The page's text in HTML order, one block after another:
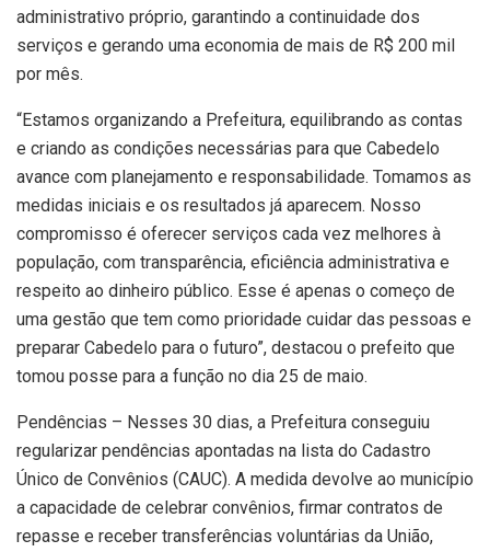
administrativo próprio, garantindo a continuidade dos
serviços e gerando uma economia de mais de R$ 200 mil
por mês.
“Estamos organizando a Prefeitura, equilibrando as contas
e criando as condições necessárias para que Cabedelo
avance com planejamento e responsabilidade. Tomamos as
medidas iniciais e os resultados já aparecem. Nosso
compromisso é oferecer serviços cada vez melhores à
população, com transparência, eficiência administrativa e
respeito ao dinheiro público. Esse é apenas o começo de
uma gestão que tem como prioridade cuidar das pessoas e
preparar Cabedelo para o futuro”, destacou o prefeito que
tomou posse para a função no dia 25 de maio.
Pendências – Nesses 30 dias, a Prefeitura conseguiu
regularizar pendências apontadas na lista do Cadastro
Único de Convênios (CAUC). A medida devolve ao município
a capacidade de celebrar convênios, firmar contratos de
repasse e receber transferências voluntárias da União,